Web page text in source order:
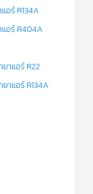
อร์ R134A
อร์ R404A
าแอร์ R22
าแอร์ R134A